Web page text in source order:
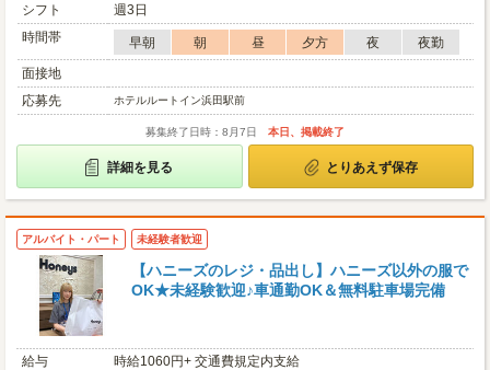
シフト
週3日
時間帯
早朝 朝 昼 夕方 夜
夜勤
面接地
応募先
ホテルルートイン浜田駅前
募集終了日時：8月7日 本日、掲載終了
詳細を見る とりあえず保存
アルバイト・パート 未経験者歓迎
【ハニーズのレジ・品出し】ハニーズ以外の服で
OK★未経験歓迎♪車通勤OK＆無料駐車場完備
給与
時給1060円+ 交通費規定内支給